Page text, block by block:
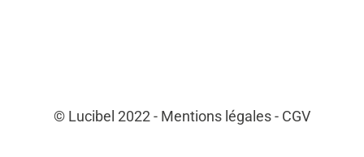
© Lucibel 2022 - Mentions légales- CGV